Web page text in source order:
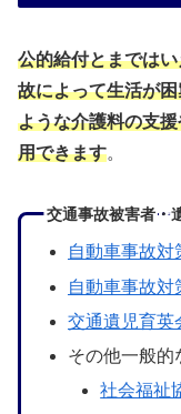
公的給付とまでは
故によって生活が
ような介護料の支援
用できます。
交通事故被害者・
自動車事故対
自動車事故
交通遺児育英
その他一般的
社会福祉